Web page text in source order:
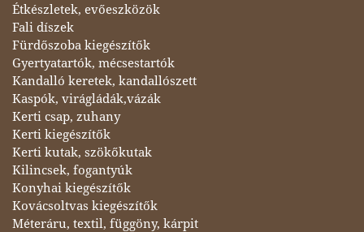
Étkészletek, evőeszközök
Fali díszek
Fürdőszoba kiegészítők
Gyertyatartók, mécsestartók
Kandalló keretek, kandallószett
Kaspók, virágládák,vázák
Kerti csap, zuhany
Kerti kiegészítők
Kerti kutak, szökőkutak
Kilincsek, fogantyúk
Konyhai kiegészítők
Kovácsoltvas kiegészítők
Méteráru, textil, függöny, kárpit